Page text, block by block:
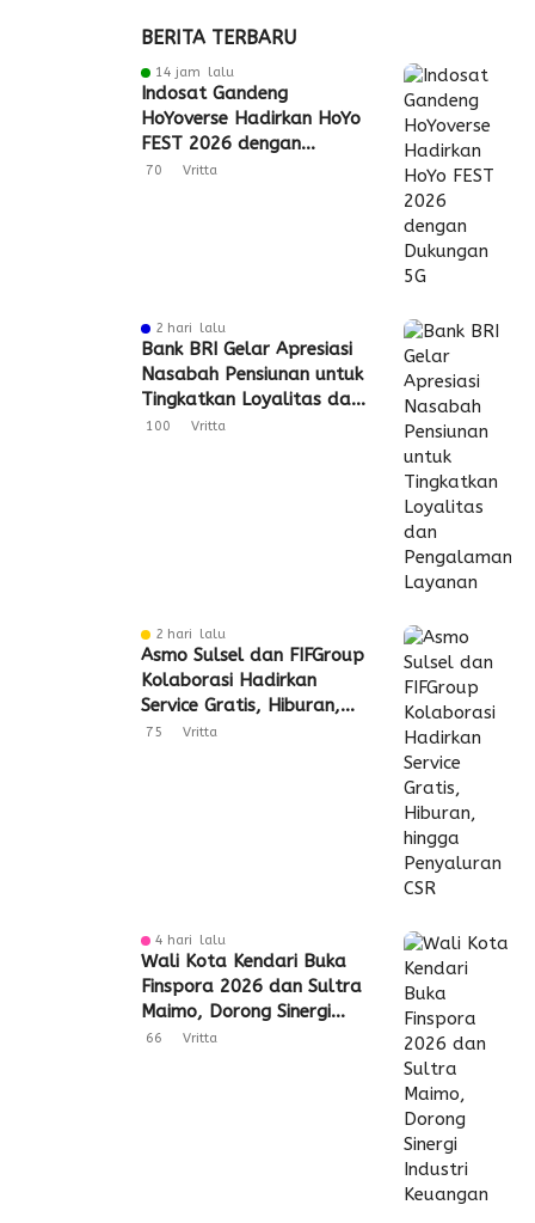
BERITA TERBARU
14 jam lalu
Indosat Gandeng
HoYoverse Hadirkan HoYo
FEST 2026 dengan
Dukungan 5G
70 Vritta
2 hari lalu
Bank BRI Gelar Apresiasi
Nasabah Pensiunan untuk
Tingkatkan Loyalitas dan
Pengalaman Layanan
100 Vritta
2 hari lalu
Asmo Sulsel dan FIFGroup
Kolaborasi Hadirkan
Service Gratis, Hiburan,
hingga Penyaluran CSR
75 Vritta
4 hari lalu
Wali Kota Kendari Buka
Finspora 2026 dan Sultra
Maimo, Dorong Sinergi
Industri Keuangan
66 Vritta